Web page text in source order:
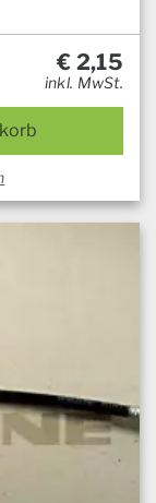
€ 2,15
inkl. MwSt.